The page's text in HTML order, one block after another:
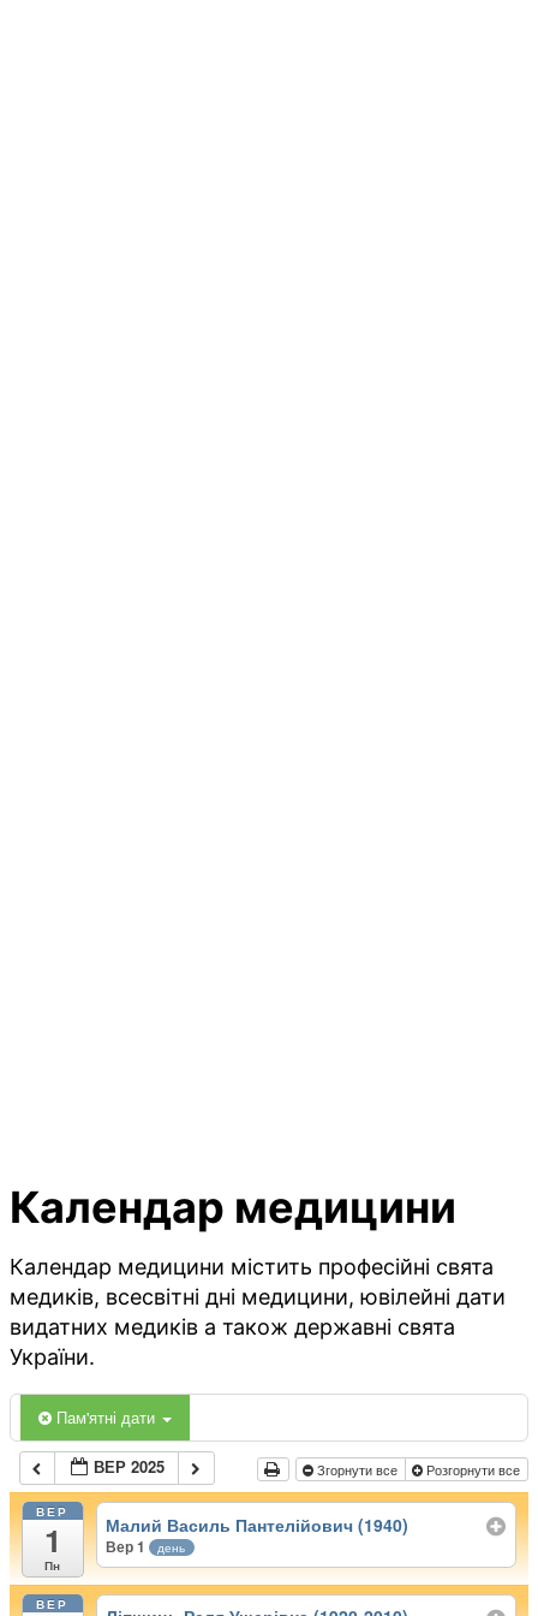
Календар медицини
Календар медицини містить професійні свята
медиків, всесвітні дні медицини, ювілейні дати
видатних медиків а також державні свята
України.
Пам'ятні дати
ВЕР 2025 Згорнути все Розгорнути все
ВЕР
1
Пн
Малий Василь Пантелійович (1940)
Вер 1 день
ВЕР